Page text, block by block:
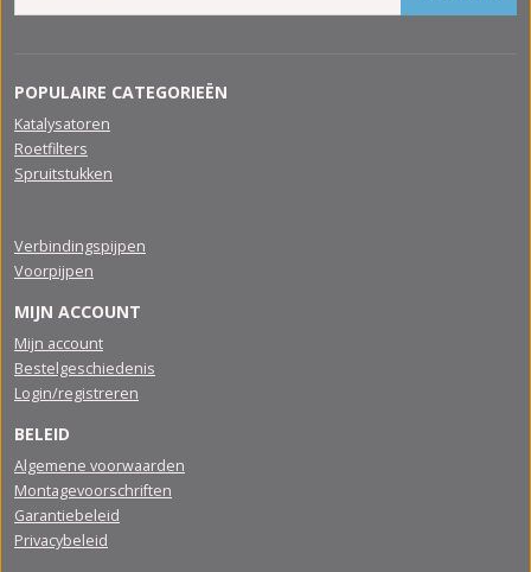
POPULAIRE CATEGORIEËN
Katalysatoren
Roetfilters
Spruitstukken
Verbindingspijpen
Voorpijpen
MIJN ACCOUNT
Mijn account
Bestelgeschiedenis
Login/registreren
BELEID
Algemene voorwaarden
Montagevoorschriften
Garantiebeleid
Privacybeleid